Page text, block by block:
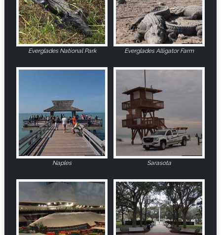
Everglades National Park Everglades Alligator Farm
Naples Sarasota